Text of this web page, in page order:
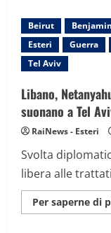
Beirut
Esteri
Guerra
Tel Aviv
Libano,
suonano a Tel
RaiNews - Esteri
Svolta
libera alle
Per saperne di